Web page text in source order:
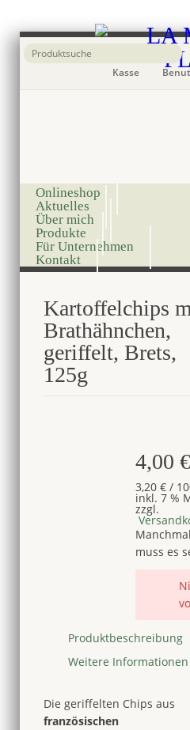
Kasse
Onlineshop
Aktuelles
Über mich
Produkte
Für Unternehmen
Kontakt
Kartoffelchips
Brathähnchen,
geriffelt, Brets,
125g
4,00€
3,20€ /
inkl. 7 %
zzgl.
Manchmal
muss es
Produktbeschreibung
Weitere Informationen
Die geriffelten Chips aus
französischen